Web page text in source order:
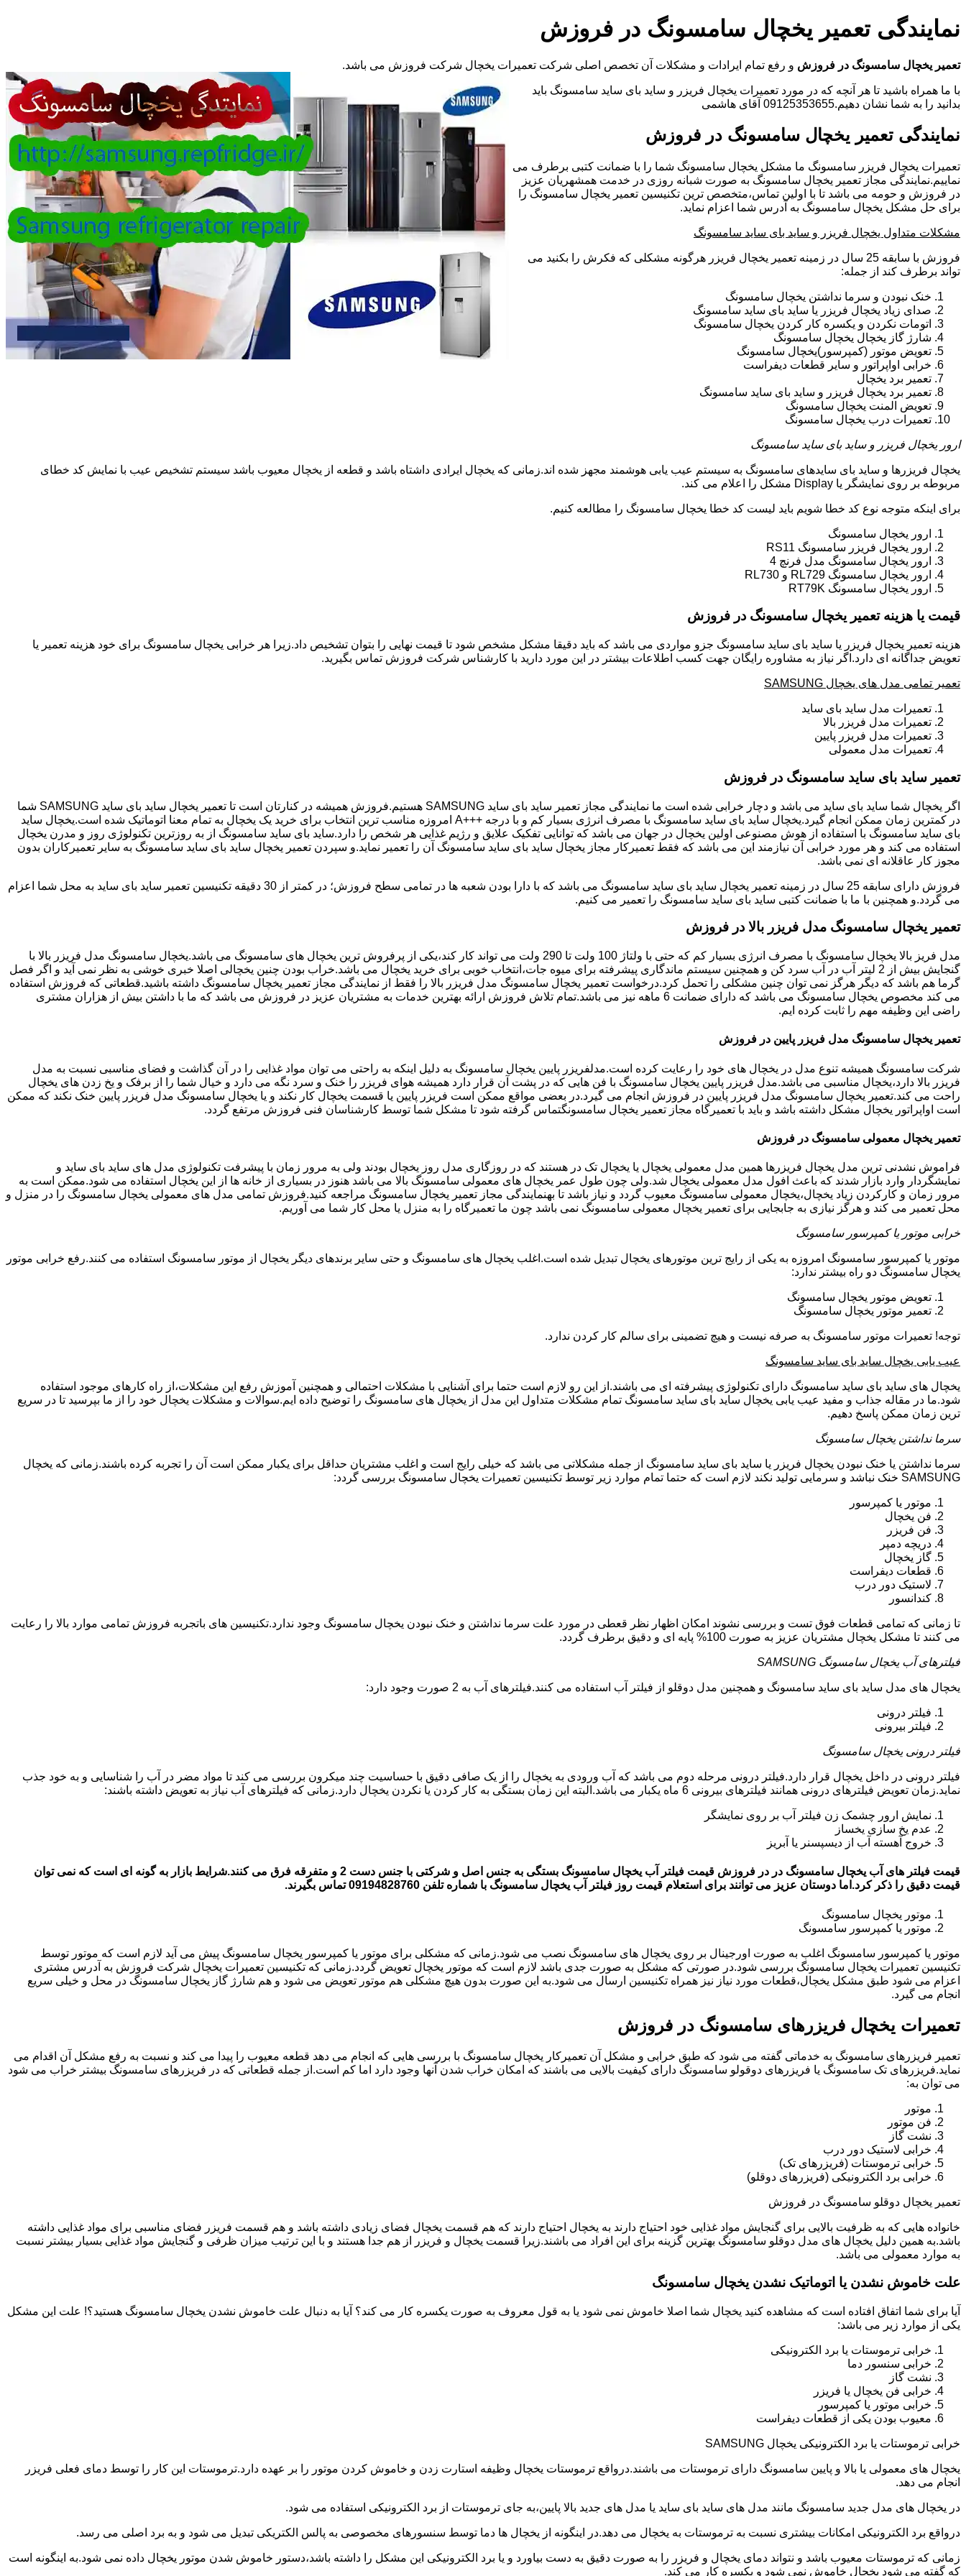
نمایندگی تعمیر یخچال سامسونگ در فروزش
تعمیر یخچال سامسونگ در فروزش و رفع تمام ایرادات و مشکلات آن تخصص اصلی شرکت تعمیرات یخچال شرکت فروزش می باشد.
با ما همراه باشید تا هر آنچه که در مورد تعمیرات یخچال فریزر و ساید بای ساید سامسونگ باید
بدانید را به شما نشان دهیم.09125353655 آقای هاشمی
نمایندگی تعمیر یخچال سامسونگ در فروزش
تعمیرات یخچال فریزر سامسونگ ما مشکل یخچال سامسونگ شما را با ضمانت کتبی برطرف می
نماییم.نمایندگی مجاز تعمیر یخچال سامسونگ به صورت شبانه روزی در خدمت همشهریان عزیز
در فروزش و حومه می باشد تا با اولین تماس،متخصص ترین تکنیسین تعمیر یخچال سامسونگ را
برای حل مشکل یخچال سامسونگ به آدرس شما اعزام نماید.
مشکلات متداول یخچال فریزر و ساید بای ساید سامسونگ
فروزش با سابقه 25 سال در زمینه تعمیر یخچال فریزر هرگونه مشکلی که فکرش را بکنید می
تواند برطرف کند از جمله:
خنک نبودن و سرما نداشتن یخچال سامسونگ
صدای زیاد یخچال فریزر یا ساید بای ساید سامسونگ
اتومات نکردن و یکسره کار کردن یخچال سامسونگ
شارژ گاز یخچال یخچال سامسونگ
تعویض موتور (کمپرسور)یخچال سامسونگ
خرابی اواپراتور و سایر قطعات دیفراست
تعمیر برد یخچال
تعمیر برد یخچال فریزر و ساید بای ساید سامسونگ
تعویض المنت یخچال سامسونگ
تعمیرات درب یخچال سامسونگ
ارور یخچال فریزر و ساید بای ساید سامسونگ
یخچال فریزرها و ساید بای سایدهای سامسونگ به سیستم عیب یابی هوشمند مجهز شده اند.زمانی که یخچال ایرادی داشتاه باشد و قطعه از یخچال معیوب باشد سیستم تشخیص عیب با نمایش کد خطای
مربوطه بر روی نمایشگر یا Display مشکل را اعلام می کند.
برای اینکه متوجه نوع کد خطا شویم باید لیست کد خطا یخچال سامسونگ را مطالعه کنیم.
ارور یخچال سامسونگ
ارور یخچال فریزر سامسونگ RS11
ارور یخچال سامسونگ مدل فرنچ 4
ارور یخچال سامسونگ RL729 و RL730
ارور یخچال سامسونگ RT79K
قیمت یا هزینه تعمیر یخچال سامسونگ در فروزش
هزینه تعمیر یخچال فریزر یا ساید بای ساید سامسونگ جزو مواردی می باشد که باید دقیقا مشکل مشخص شود تا قیمت نهایی را بتوان تشخیص داد.زیرا هر خرابی یخچال سامسونگ برای خود هزینه تعمیر یا
تعویض جداگانه ای دارد.اگر نیاز به مشاوره رایگان جهت کسب اطلاعات بیشتر در این مورد دارید با کارشناس شرکت فروزش تماس بگیرید.
تعمیر تمامی مدل های یخچال SAMSUNG
تعمیرات مدل ساید بای ساید
تعمیرات مدل فریزر بالا
تعمیرات مدل فریزر پایین
تعمیرات مدل معمولی
تعمیر ساید بای ساید سامسونگ در فروزش
اگر یخچال شما ساید بای ساید می باشد و دچار خرابی شده است ما نمایندگی مجاز تعمیر ساید بای ساید SAMSUNG هستیم.فروزش همیشه در کنارتان است تا تعمیر یخچال ساید بای ساید SAMSUNG شما
در کمترین زمان ممکن انجام گیرد.یخچال ساید بای ساید سامسونگ با مصرف انرژی بسیار کم و با درجه +++A امروزه مناسب ترین انتخاب برای خرید یک یخچال به تمام معنا اتوماتیک شده است.یخچال ساید
بای ساید سامسونگ با استفاده از هوش مصنوعی اولین یخچال در جهان می باشد که توانایی تفکیک علایق و رژیم غذایی هر شخص را دارد.ساید بای ساید سامسونگ از به روزترین تکنولوژی روز و مدرن یخچال
استفاده می کند و هر مورد خرابی آن نیازمند این می باشد که فقط تعمیرکار مجاز یخچال ساید بای ساید سامسونگ آن را تعمیر نماید.و سپردن تعمیر یخچال ساید بای ساید سامسونگ به سایر تعمیرکاران بدون
مجوز کار عاقلانه ای نمی باشد.
فروزش دارای سابقه 25 سال در زمینه تعمیر یخچال ساید بای ساید سامسونگ می باشد که با دارا بودن شعبه ها در تمامی سطح فروزش؛ در کمتر از 30 دقیقه تکنیسین تعمیر ساید بای ساید به محل شما اعزام
می گردد.و همچنین با ما با ضمانت کتبی ساید بای ساید سامسونگ را تعمیر می کنیم.
تعمیر یخچال سامسونگ مدل فریزر بالا در فروزش
مدل فریز بالا یخچال سامسونگ با مصرف انرژی بسیار کم که حتی با ولتاژ 100 ولت تا 290 ولت می تواند کار کند،یکی از پرفروش ترین یخچال های سامسونگ می باشد.یخچال سامسونگ مدل فریزر بالا با
گنجایش بیش از 2 لیتر آب در آب سرد کن و همچنین سیستم ماندگاری پیشرفته برای میوه جات،انتخاب خوبی برای خرید یخچال می باشد.خراب بودن چنین یخچالی اصلا خبری خوشی به نظر نمی آید و اگر فصل
گرما هم باشد که دیگر هرگز نمی توان چنین مشکلی را تحمل کرد.درخواست تعمیر یخچال سامسونگ مدل فریزر بالا را فقط از نمایندگی مجاز تعمیر یخچال سامسونگ داشته باشید.قطعاتی که فروزش استفاده
می کند مخصوص یخچال سامسونگ می باشد که دارای ضمانت 6 ماهه نیز می باشد.تمام تلاش فروزش ارائه بهترین خدمات به مشتریان عزیز در فروزش می باشد که ما با داشتن بیش از هزاران مشتری
راضی این وظیفه مهم را ثابت کرده ایم.
تعمیر یخچال سامسونگ مدل فریزر پایین در فروزش
شرکت سامسونگ همیشه تنوع مدل در یخچال های خود را رعایت کرده است.مدلفریزر پایین یخچال سامسونگ به دلیل اینکه به راحتی می توان مواد غذایی را در آن گذاشت و فضای مناسبی نسبت به مدل
فریزر بالا دارد،یخچال مناسبی می باشد.مدل فریزر پایین یخچال سامسونگ با فن هایی که در پشت آن قرار دارد همیشه هوای فریزر را خنک و سرد نگه می دارد و خیال شما را از برفک و یخ زدن های یخچال
راحت می کند.تعمیر یخچال سامسونگ مدل فریزر پایین در فروزش انجام می گیرد.در بعضی مواقع ممکن است فریزر پایین یا قسمت یخچال کار نکند و یا یخچال سامسونگ مدل فریزر پایین خنک نکند که ممکن
است اواپراتور یخچال مشکل داشته باشد و باید با تعمیرگاه مجاز تعمیر یخچال سامسونگتماس گرفته شود تا مشکل شما توسط کارشناسان فنی فروزش مرتفع گردد.
تعمیر یخچال معمولی سامسونگ در فروزش
فراموش نشدنی ترین مدل یخچال فریزرها همین مدل معمولی یخچال یا یخچال تک در هستند که در روزگاری مدل روز یخچال بودند ولی به مرور زمان با پیشرفت تکنولوژی مدل های ساید بای ساید و
نمایشگردار وارد بازار شدند که باعث افول مدل معمولی یخچال شد.ولی چون طول عمر یخچال های معمولی سامسونگ بالا می باشد هنوز در بسیاری از خانه ها از این یخچال استفاده می شود.ممکن است به
مرور زمان و کارکردن زیاد یخچال،یخچال معمولی سامسونگ معیوب گردد و نیاز باشد تا بهنمایندگی مجاز تعمیر یخچال سامسونگ مراجعه کنید.فروزش تمامی مدل های معمولی یخچال سامسونگ را در منزل و
محل تعمیر می کند و هرگز نیازی به جابجایی برای تعمیر یخچال معمولی سامسونگ نمی باشد چون ما تعمیرگاه را به منزل یا محل کار شما می آوریم.
خرابی موتور یا کمپرسور سامسونگ
موتور یا کمپرسور سامسونگ امروزه به یکی از رایج ترین موتورهای یخچال تبدیل شده است.اغلب یخچال های سامسونگ و حتی سایر برندهای دیگر یخچال از موتور سامسونگ استفاده می کنند.رفع خرابی موتور
یخچال سامسونگ دو راه بیشتر ندارد:
تعویض موتور یخچال سامسونگ
تعمیر موتور یخچال سامسونگ
توجه! تعمیرات موتور سامسونگ به صرفه نیست و هیچ تضمینی برای سالم کار کردن ندارد.
عیب یابی یخچال ساید بای ساید سامسونگ
یخچال های ساید بای ساید سامسونگ دارای تکنولوژی پیشرفته ای می باشند.از این رو لازم است حتما برای آشنایی با مشکلات احتمالی و همچنین آموزش رفع این مشکلات،از راه کارهای موجود استفاده
شود.ما در مقاله جذاب و مفید عیب یابی یخچال ساید بای ساید سامسونگ تمام مشکلات متداول این مدل از یخچال های سامسونگ را توضیح داده ایم.سوالات و مشکلات یخچال خود را از ما بپرسید تا در سریع
ترین زمان ممکن پاسخ دهیم.
سرما نداشتن یخچال سامسونگ
سرما نداشتن یا خنک نبودن یخچال فریزر یا ساید بای ساید سامسونگ از جمله مشکلاتی می باشد که خیلی رایج است و اغلب مشتریان حداقل برای یکبار ممکن است آن را تجربه کرده باشند.زمانی که یخچال
SAMSUNG خنک نباشد و سرمایی تولید نکند لازم است که حتما تمام موارد زیر توسط تکنیسین تعمیرات یخچال سامسونگ بررسی گردد:
موتور یا کمپرسور
فن یخچال
فن فریزر
دریچه دمپر
گاز یخچال
قطعات دیفراست
لاستیک دور درب
کندانسور
تا زمانی که تمامی قطعات فوق تست و بررسی نشوند امکان اظهار نظر قعطی در مورد علت سرما نداشتن و خنک نبودن یخچال سامسونگ وجود ندارد.تکنیسین های باتجربه فروزش تمامی موارد بالا را رعایت
می کنند تا مشکل یخچال مشتریان عزیز به صورت 100% پایه ای و دقیق برطرف گردد.
فیلترهای آب یخچال سامسونگ SAMSUNG
یخچال های مدل ساید بای ساید سامسونگ و همچنین مدل دوقلو از فیلتر آب استفاده می کنند.فیلترهای آب به 2 صورت وجود دارد:
فیلتر درونی
فیلتر بیرونی
فیلتر درونی یخچال سامسونگ
فیلتر درونی در داخل یخچال قرار دارد.فیلتر درونی مرحله دوم می باشد که آب ورودی به یخچال را از یک صافی دقیق با حساسیت چند میکرون بررسی می کند تا مواد مضر در آب را شناسایی و به خود جذب
نماید.زمان تعویض فیلترهای درونی همانند فیلترهای بیرونی 6 ماه یکبار می باشد.البته این زمان بستگی به کار کردن یا نکردن یخچال دارد.زمانی که فیلترهای آب نیاز به تعویض داشته باشند:
نمایش ارور چشمک زن فیلتر آب بر روی نمایشگر
عدم یخ سازی یخساز
خروج آهسته آب از دیسپسنر یا آبریز
قیمت فیلتر های آب یخچال سامسونگ در در فروزش قیمت فیلتر آب یخچال سامسونگ بستگی به جنس اصل و شرکتی با جنس دست 2 و متفرقه فرق می کنند.شرایط بازار به گونه ای است که نمی توان
قیمت دقیق را ذکر کرد.اما دوستان عزیز می توانند برای استعلام قیمت روز فیلتر آب یخچال سامسونگ با شماره تلفن 09194828760 تماس بگیرند.
موتور یخچال سامسونگ
موتور یا کمپرسور سامسونگ
موتور یا کمپرسور سامسونگ اغلب به صورت اورجینال بر روی یخچال های سامسونگ نصب می شود.زمانی که مشکلی برای موتور یا کمپرسور یخچال سامسونگ پیش می آید لازم است که موتور توسط
تکنیسین تعمیرات یخچال سامسونگ بررسی شود.در صورتی که مشکل به صورت جدی باشد لازم است که موتور یخچال تعویض گردد.زمانی که تکنیسین تعمیرات یخچال شرکت فروزش به آدرس مشتری
اعزام می شود طبق مشکل یخچال،قطعات مورد نیاز نیز همراه تکنیسین ارسال می شود.به این صورت بدون هیچ مشکلی هم موتور تعویض می شود و هم شارژ گاز یخچال سامسونگ در محل و خیلی سریع
انجام می گیرد.
تعمیرات یخچال فریزرهای سامسونگ در فروزش
تعمیر فریزرهای سامسونگ به خدماتی گفته می شود که طبق خرابی و مشکل آن تعمیرکار یخچال سامسونگ با بررسی هایی که انجام می دهد قطعه معیوب را پیدا می کند و نسبت به رفع مشکل آن اقدام می
نماید.فریزرهای تک سامسونگ یا فریزرهای دوقولو سامسونگ دارای کیفیت بالایی می باشند که امکان خراب شدن آنها وجود دارد اما کم است.از جمله قطعاتی که در فریزرهای سامسونگ بیشتر خراب می شود
می توان به:
موتور
فن موتور
نشت گاز
خرابی لاستیک دور درب
خرابی ترموستات (فریزرهای تک)
خرابی برد الکترونیکی (فریزرهای دوقلو)
تعمیر یخچال دوقلو سامسونگ در فروزش
خانواده هایی که به ظرفیت بالایی برای گنجایش مواد غذایی خود احتیاج دارند به یخچال احتیاج دارند که هم قسمت یخچال فضای زیادی داشته باشد و هم قسمت فریزر فضای مناسبی برای مواد غذایی داشته
باشد.به همین دلیل یخچال های مدل دوقلو سامسونگ بهترین گزینه برای این افراد می باشند.زیرا قسمت یخچال و فریزر از هم جدا هستند و با این ترتیب میزان ظرفی و گنجایش مواد غذایی بسیار بیشتر نسبت
به موارد معمولی می باشد.
علت خاموش نشدن یا اتوماتیک نشدن یخچال سامسونگ
آیا برای شما اتفاق افتاده است که مشاهده کنید یخچال شما اصلا خاموش نمی شود یا به قول معروف به صورت یکسره کار می کند؟ آیا به دنبال علت خاموش نشدن یخچال سامسونگ هستید؟! علت این مشکل
یکی از موارد زیر می باشد:
خرابی ترموستات یا برد الکترونیکی
خرابی سنسور دما
نشت گاز
خرابی فن یخچال یا فریزر
خرابی موتور یا کمپرسور
معیوب بودن یکی از قطعات دیفراست
خرابی ترموستات یا برد الکترونیکی یخچال SAMSUNG
یخچال های معمولی یا بالا و پایین سامسونگ دارای ترموستات می باشند.درواقع ترموستات یخچال وظیفه استارت زدن و خاموش کردن موتور را بر عهده دارد.ترموستات این کار را توسط دمای فعلی فریزر
انجام می دهد.
در یخچال های مدل جدید سامسونگ مانند مدل های ساید بای ساید یا مدل های جدید بالا پایین،به جای ترموستات از برد الکترونیکی استفاده می شود.
درواقع برد الکترونیکی امکانات بیشتری نسبت به ترموستات به یخچال می دهد.در اینگونه از یخچال ها دما توسط سنسورهای مخصوصی به پالس الکتریکی تبدیل می شود و به برد اصلی می رسد.
زمانی که ترموستات معیوب باشد و نتواند دمای یخچال و فریزر را به صورت دقیق به دست بیاورد و یا برد الکترونیکی این مشکل را داشته باشد،دستور خاموش شدن موتور یخچال داده نمی شود.به اینگونه است
که گفته می شود یخچال خاموش نمی شود و یکسره کار می کند.